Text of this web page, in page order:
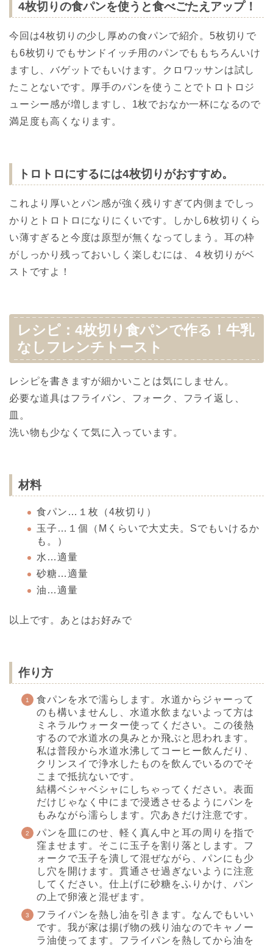
4枚切りの食パンを使うと食べごたえアップ！
今回は4枚切りの少し厚めの食パンで紹介。5枚切りで
も6枚切りでもサンドイッチ用のパンでももちろんいけ
ますし、バゲットでもいけます。クロワッサンは試し
たことないです。厚手のパンを使うことでトロトロジ
ューシー感が増しますし、1枚でおなか一杯になるので
満足度も高くなります。
トロトロにするには4枚切りがおすすめ。
これより厚いとパン感が強く残りすぎて内側までしっ
かりとトロトロになりにくいです。しかし6枚切りくら
い薄すぎると今度は原型が無くなってしまう。耳の枠
がしっかり残っておいしく楽しむには、４枚切りがベ
ストですよ！
レシピ：4枚切り食パンで作る！牛乳
なしフレンチトースト
レシピを書きますが細かいことは気にしません。
必要な道具はフライパン、フォーク、フライ返し、
皿。
洗い物も少なくて気に入っています。
材料
食パン…１枚（4枚切り）
玉子…１個（Mくらいで大丈夫。Sでもいけるか
も。）
水…適量
砂糖…適量
油…適量
以上です。あとはお好みで
作り方
食パンを水で濡らします。水道からジャーって
のも構いませんし、水道水飲まないよって方は
ミネラルウォーター使ってください。この後熱
するので水道水の臭みとか飛ぶと思われます。
私は普段から水道水沸してコーヒー飲んだり、
クリンスイで浄水したものを飲んでいるのでそ
こまで抵抗ないです。
結構ベシャベシャにしちゃってください。表面
だけじゃなく中にまで浸透させるようにパンを
もみながら濡らします。穴あきだけ注意です。
パンを皿にのせ、軽く真ん中と耳の周りを指で
窪ませます。そこに玉子を割り落とします。フ
ォークで玉子を潰して混ぜながら、パンにも少
し穴を開けます。貫通させ過ぎないように注意
してください。仕上げに砂糖をふりかけ、パン
の上で卵液と混ぜます。
フライパンを熱し油を引きます。なんでもいい
です。我が家は揚げ物の残り油なのでキャノー
ラ油使ってます。フライパンを熱してから油を